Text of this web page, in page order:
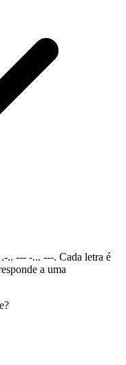
.. --- -... ---. Cada letra é
a uma